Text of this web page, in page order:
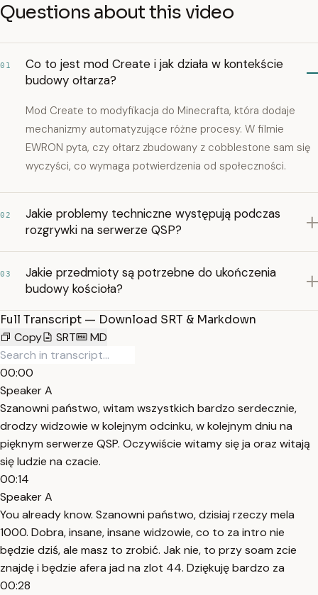
Questions about this video
01
Co to jest mod Create i jak działa w kontekście
budowy ołtarza?
Mod Create to modyfikacja do Minecrafta, która dodaje
mechanizmy automatyzujące różne procesy. W filmie
EWRON pyta, czy ołtarz zbudowany z cobblestone sam się
wyczyści, co wymaga potwierdzenia od społeczności.
02
Jakie problemy techniczne występują podczas
rozgrywki na serwerze QSP?
03
Jakie przedmioty są potrzebne do ukończenia
budowy kościoła?
Full Transcript — Download SRT & Markdown
Copy
SRT MD
00:00
Speaker A
Szanowni państwo, witam wszystkich bardzo serdecznie,
drodzy widzowie w kolejnym odcinku, w kolejnym dniu na
pięknym serwerze QSP. Oczywiście witamy się ja oraz witają
się ludzie na czacie.
00:14
Speaker A
You already know. Szanowni państwo, dzisiaj rzeczy mela
1000. Dobra, insane, insane widzowie, co to za intro nie
będzie dziś, ale masz to zrobić. Jak nie, to przy soam zcie
znajdę i będzie afera jad na zlot 44. Dziękuję bardzo za
00:28